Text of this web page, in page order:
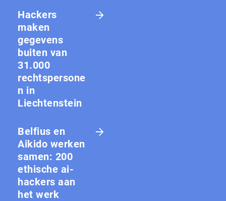
Hackers
maken
gegevens
buiten van
31.000
rechtspersone
n in
Liechtenstein
Belfius en
Aikido werken
samen: 200
ethische ai-
hackers aan
het werk